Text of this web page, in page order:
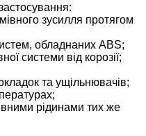
зусилля протягом
обладнаних ABS;
системи від корозії;
та ущільнювачів;
рідинами тих же